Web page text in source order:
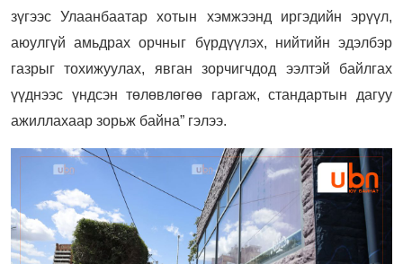
зүгээс Улаанбаатар хотын хэмжээнд иргэдийн эрүүл,
аюулгүй амьдрах орчныг бүрдүүлэх, нийтийн эдэлбэр
газрыг тохижуулах, явган зорчигчдод ээлтэй байлгах
үүднээс үндсэн төлөвлөгөө гаргаж, стандартын дагуу
ажиллахаар зорьж байна” гэлээ.